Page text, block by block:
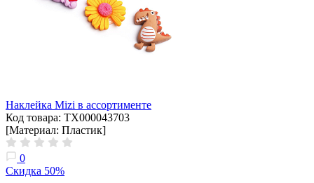
Наклейка Mizi в ассортименте
Код товара: ТХ000043703
[Материал: Пластик]
0
Скидка 50%